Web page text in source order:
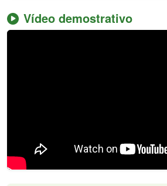
Vídeo demostrativo